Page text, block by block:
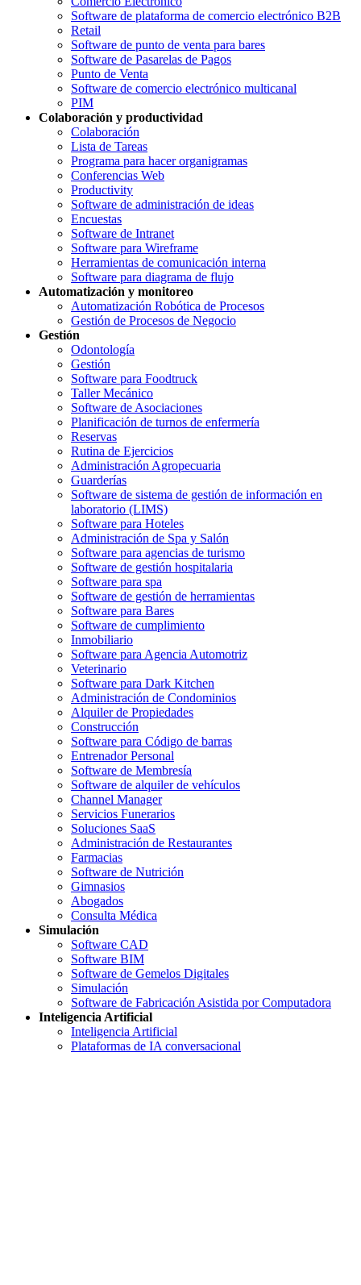
Software de plataforma de comercio electrónico B2B
Retail
Software de punto de venta para bares
Software de Pasarelas de Pagos
Punto de Venta
Software de comercio electrónico multicanal
PIM
Colaboración y productividad
Colaboración
Lista de Tareas
Programa para hacer organigramas
Conferencias Web
Productivity
Software de administración de ideas
Encuestas
Software de Intranet
Software para Wireframe
Herramientas de comunicación interna
Software para diagrama de flujo
Automatización y monitoreo
Automatización Robótica de Procesos
Gestión de Procesos de Negocio
Gestión
Odontología
Gestión
Software para Foodtruck
Taller Mecánico
Software de Asociaciones
Planificación de turnos de enfermería
Reservas
Rutina de Ejercicios
Administración Agropecuaria
Guarderías
Software de sistema de gestión de información en
laboratorio (LIMS)
Software para Hoteles
Administración de Spa y Salón
Software para agencias de turismo
Software de gestión hospitalaria
Software para spa
Software de gestión de herramientas
Software para Bares
Software de cumplimiento
Inmobiliario
Software para Agencia Automotriz
Veterinario
Software para Dark Kitchen
Administración de Condominios
Alquiler de Propiedades
Construcción
Software para Código de barras
Entrenador Personal
Software de Membresía
Software de alquiler de vehículos
Channel Manager
Servicios Funerarios
Soluciones SaaS
Administración de Restaurantes
Farmacias
Software de Nutrición
Gimnasios
Abogados
Consulta Médica
Simulación
Software CAD
Software BIM
Software de Gemelos Digitales
Simulación
Software de Fabricación Asistida por Computadora
Inteligencia Artificial
Inteligencia Artificial
Plataformas de IA conversacional